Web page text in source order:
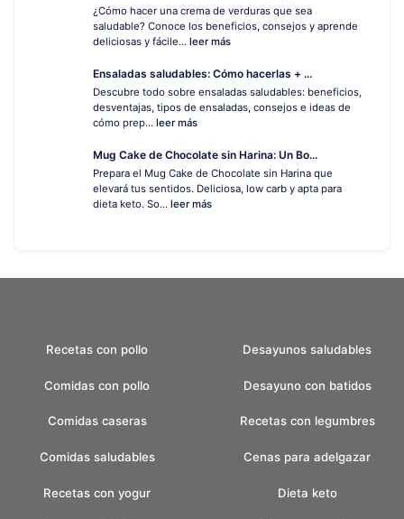
¿Cómo hacer una crema de verduras que sea
saludable? Conoce los beneficios, consejos y aprende
deliciosas y fácile... leer más
Ensaladas saludables: Cómo hacerlas + ...
Descubre todo sobre ensaladas saludables: beneficios,
desventajas, tipos de ensaladas, consejos e ideas de
cómo prep... leer más
Mug Cake de Chocolate sin Harina: Un Bo...
Prepara el Mug Cake de Chocolate sin Harina que
elevará tus sentidos. Deliciosa, low carb y apta para
dieta keto. So... leer más
Recetas con pollo
Comidas con pollo
Comidas caseras
Comidas saludables
Recetas con yogur
Desayunos saludables
Desayuno con batidos
Recetas con legumbres
Cenas para adelgazar
Dieta keto